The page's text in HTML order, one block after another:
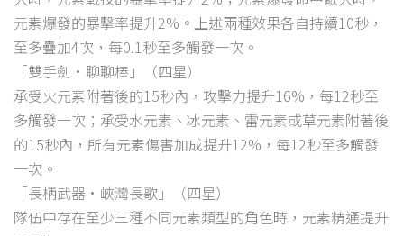
元素爆發的暴擊率提升2%。上述兩種效果各自持續10秒，
至多疊加4次，每0.1秒至多觸發一次。
「雙手劍·聊聊棒」（四星）
承受火元素附著後的15秒內，攻擊力提升16%，每12秒至
多觸發一次；承受水元素、冰元素、雷元素或草元素附著後
的15秒內，所有元素傷害加成提升12%，每12秒至多觸發
一次。
「長柄武器·峽灣長歌」（四星）
隊伍中存在至少三種不同元素類型的角色時，元素精通提升